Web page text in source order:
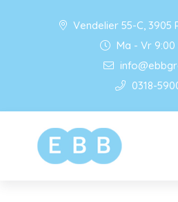
Vendelier 55-C, 3905
Ma - Vr 9:00
0318-